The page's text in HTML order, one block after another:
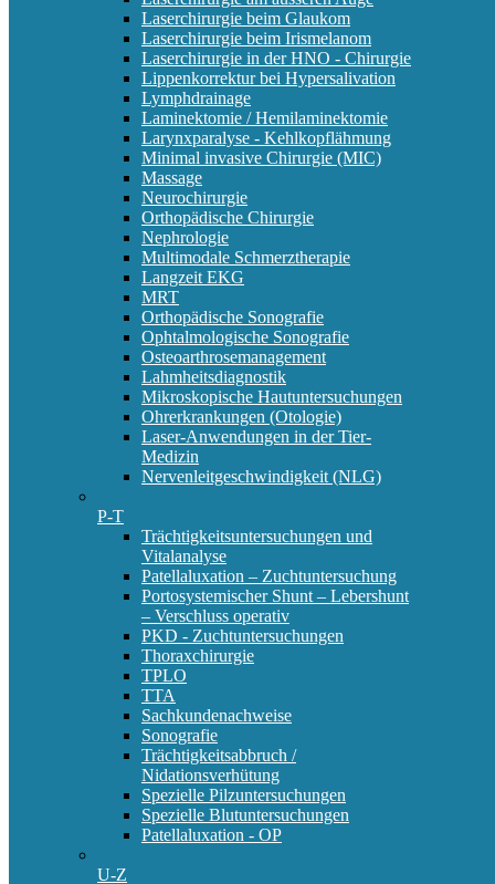
Laserchirurgie beim Glaukom
Laserchirurgie beim Irismelanom
Laserchirurgie in der HNO - Chirurgie
Lippenkorrektur bei Hypersalivation
Lymphdrainage
Laminektomie / Hemilaminektomie
Larynxparalyse - Kehlkopflähmung
Minimal invasive Chirurgie (MIC)
Massage
Neurochirurgie
Orthopädische Chirurgie
Nephrologie
Multimodale Schmerztherapie
Langzeit EKG
MRT
Orthopädische Sonografie
Ophtalmologische Sonografie
Osteoarthrosemanagement
Lahmheitsdiagnostik
Mikroskopische Hautuntersuchungen
Ohrerkrankungen (Otologie)
Laser-Anwendungen in der Tier-
Medizin
Nervenleitgeschwindigkeit (NLG)
P-T
Trächtigkeitsuntersuchungen und
Vitalanalyse
Patellaluxation – Zuchtuntersuchung
Portosystemischer Shunt – Lebershunt
– Verschluss operativ
PKD - Zuchtuntersuchungen
Thoraxchirurgie
TPLO
TTA
Sachkundenachweise
Sonografie
Trächtigkeitsabbruch /
Nidationsverhütung
Spezielle Pilzuntersuchungen
Spezielle Blutuntersuchungen
Patellaluxation - OP
U-Z